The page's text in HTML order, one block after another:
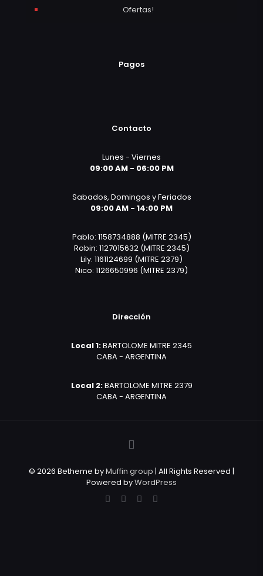
Ofertas!
Pagos
Contacto
Lunes - Viernes
09:00 AM - 06:00 PM
Sabados, Domingos y Feriados
09:00 AM - 14:00 PM
Pablo: 1158734888 (MITRE 2345)
Robin: 1127015632 (MITRE 2345)
Lily: 1161124699 (MITRE 2379)
Nico: 1126650996 (MITRE 2379)
Dirección
Local 1:BARTOLOME MITRE 2345
CABA - ARGENTINA
Local 2:BARTOLOME MITRE 2379
CABA - ARGENTINA
© 2026 Betheme byMuffin group | All Rights Reserved |
Powered byWordPress